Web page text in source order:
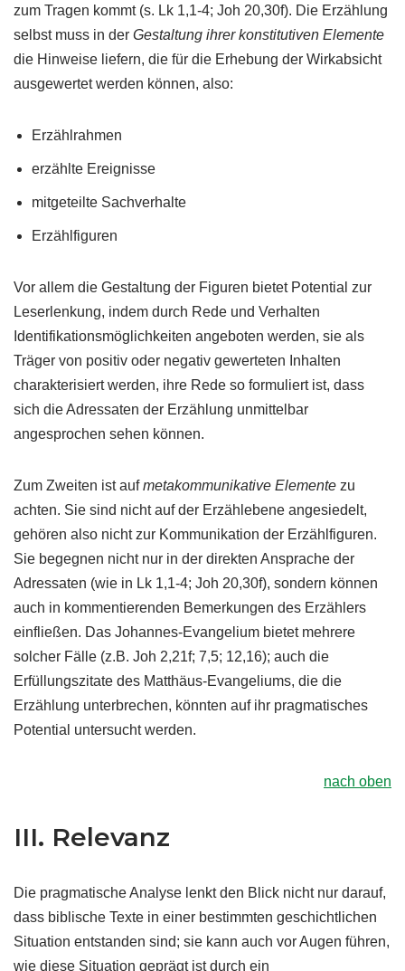
zum Tragen kommt (s. Lk 1,1-4; Joh 20,30f). Die Erzählung
selbst muss in der Gestaltung ihrer konstitutiven Elemente
die Hinweise liefern, die für die Erhebung der Wirkabsicht
ausgewertet werden können, also:
Erzählrahmen
erzählte Ereignisse
mitgeteilte Sachverhalte
Erzählfiguren
Vor allem die Gestaltung der Figuren bietet Potential zur
Leserlenkung, indem durch Rede und Verhalten
Identifikationsmöglichkeiten angeboten werden, sie als
Träger von positiv oder negativ gewerteten Inhalten
charakterisiert werden, ihre Rede so formuliert ist, dass
sich die Adressaten der Erzählung unmittelbar
angesprochen sehen können.
Zum Zweiten ist aufmetakommunikative Elemente zu
achten. Sie sind nicht auf der Erzählebene angesiedelt,
gehören also nicht zur Kommunikation der Erzählfiguren.
Sie begegnen nicht nur in der direkten Ansprache der
Adressaten (wie in Lk 1,1-4; Joh 20,30f), sondern können
auch in kommentierenden Bemerkungen des Erzählers
einfließen. Das Johannes-Evangelium bietet mehrere
solcher Fälle (z.B. Joh 2,21f; 7,5; 12,16); auch die
Erfüllungszitate des Matthäus-Evangeliums, die die
Erzählung unterbrechen, könnten auf ihr pragmatisches
Potential untersucht werden.
nach oben
III. Relevanz
Die pragmatische Analyse lenkt den Blick nicht nur darauf,
dass biblische Texte in einer bestimmten geschichtlichen
Situation entstanden sind; sie kann auch vor Augen führen,
wie diese Situation geprägt ist durch ein